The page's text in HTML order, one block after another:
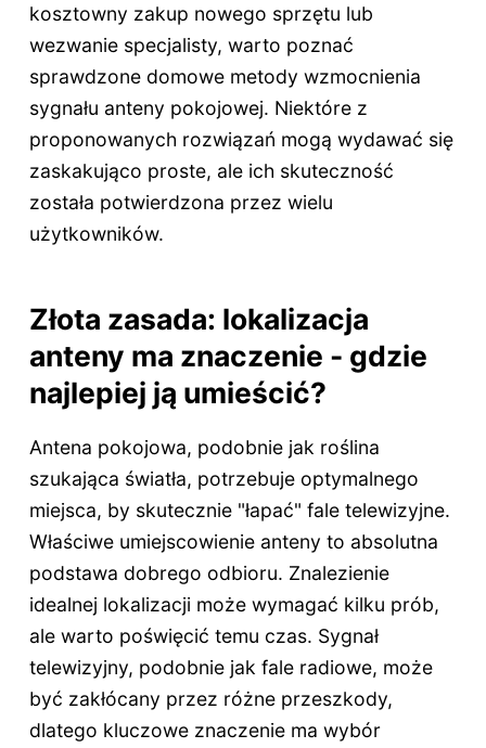
kosztowny zakup nowego sprzętu lub
wezwanie specjalisty, warto poznać
sprawdzone domowe metody wzmocnienia
sygnału anteny pokojowej. Niektóre z
proponowanych rozwiązań mogą wydawać się
zaskakująco proste, ale ich skuteczność
została potwierdzona przez wielu
użytkowników.
Złota zasada: lokalizacja
anteny ma znaczenie - gdzie
najlepiej ją umieścić?
Antena pokojowa, podobnie jak roślina
szukająca światła, potrzebuje optymalnego
miejsca, by skutecznie "łapać" fale telewizyjne.
Właściwe umiejscowienie anteny to absolutna
podstawa dobrego odbioru. Znalezienie
idealnej lokalizacji może wymagać kilku prób,
ale warto poświęcić temu czas. Sygnał
telewizyjny, podobnie jak fale radiowe, może
być zakłócany przez różne przeszkody,
dlatego kluczowe znaczenie ma wybór